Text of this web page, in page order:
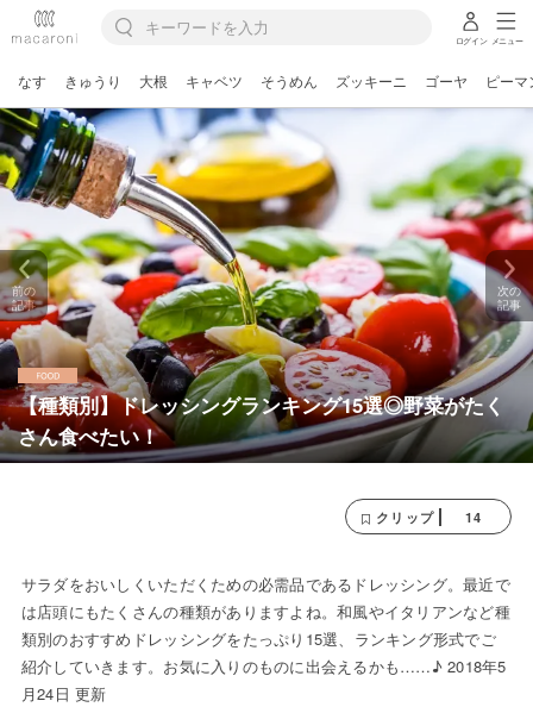
ログイン メニュー
なす きゅうり 大根 キャベツ そうめん ズッキーニ ゴーヤ ピーマ
【種類別】ドレッシングランキング15選◎野菜がたく
さん食べたい！
前の
記事
次の
記事
クリップ 14
サラダをおいしくいただくための必需品であるドレッシング。最近で
は店頭にもたくさんの種類がありますよね。和風やイタリアンなど種
類別のおすすめドレッシングをたっぷり15選、ランキング形式でご
紹介していきます。お気に入りのものに出会えるかも……♪ 2018年5
月24日 更新